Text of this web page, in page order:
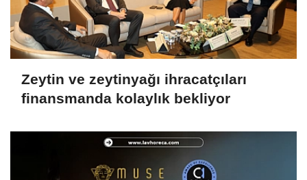
Zeytin ve zeytinyağı ihracatçıları
finansmanda kolaylık bekliyor